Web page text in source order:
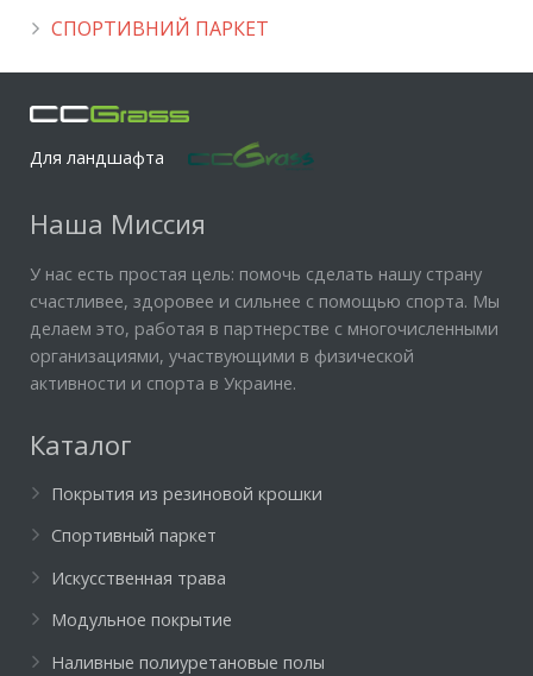
СПОРТИВНИЙ ПАРКЕТ
Для ландшафта
Наша Миссия
У нас есть простая цель: помочь сделать нашу страну
счастливее, здоровее и сильнее с помощью спорта. Мы
делаем это, работая в партнерстве с многочисленными
организациями, участвующими в физической
активности и спорта в Украине.
Каталог
Покрытия из резиновой крошки
Спортивный паркет
Искусственная трава
Модульное покрытие
Наливные полиуретановые полы